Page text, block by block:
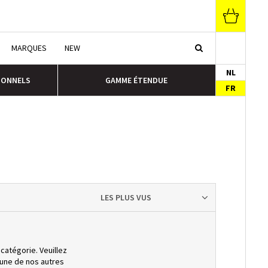
MARQUES NEW
GAMME ÉTENDUE
NL
FR
LES PLUS VUS
Veuillez
de nos autres